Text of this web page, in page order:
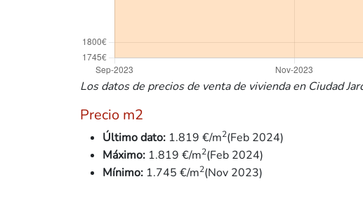
Los datos de precios de venta de vivienda en Ciudad
Precio m2
Último dato: 1.819 €/m2(Feb 2024)
Máximo: 1.819 €/m2(Feb 2024)
Mínimo: 1.745 €/m2(Nov 2023)